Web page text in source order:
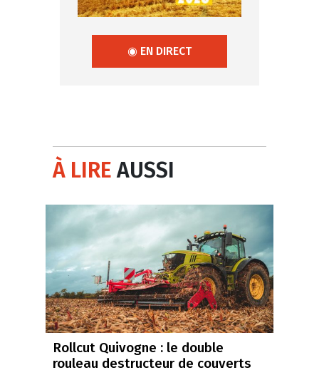
◉ EN DIRECT
À LIREAUSSI
Rollcut Quivogne : le double
rouleau destructeur de couverts